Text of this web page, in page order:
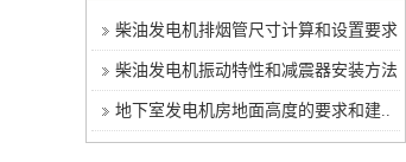
柴油发电机排烟管尺寸计算和设置要求
柴油发电机振动特性和减震器安装方法
地下室发电机房地面高度的要求和建..